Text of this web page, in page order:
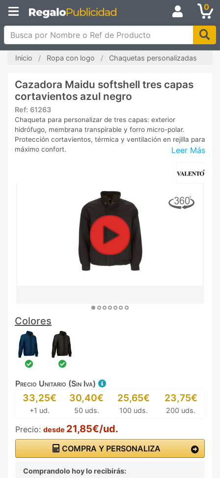
0
Busca por Nombre o Ref de Producto
Inicio Ropa con logo Chaquetas personalizadas
Cazadora Maidu softshell tres capas
cortavientos azul negro
Ref: 61263
Leer Más
Chaqueta para personalizar de tres capas: exterior
hidrófugo, membrana transpirable y forro micro-polar.
Protección cortavientos, térmica y ventilación en rejilla para
máximo confort.
Colores
Precio Unitario (Sin Iva)
33,25€
+1 ud.
30,40€
50 uds.
25,65€
100 uds.
23,75€
200 uds.
Precio: desde 21,85€/ud.
COMPRA Y PERSONALIZA
Comprandolo hoy lo recibirás: